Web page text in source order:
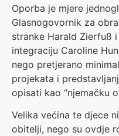
Oporba je mjere
Glasnogovornik za
stranke Harald Zierfuß
integraciju Caroline
nego pretjerano
projekata i
opisati kao “njemačku
Velika većina te djece
obitelji, nego su ovdje